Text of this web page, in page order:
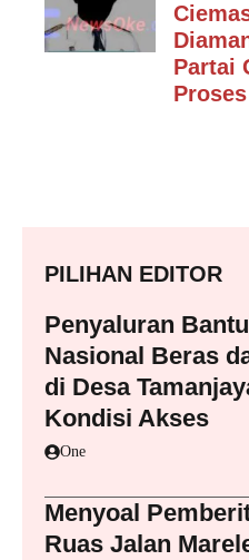
Partai
PILIHAN EDITOR
Penyaluran
Nasional Beras
di Desa
Kondisi Akses
One
Menyoal
Ruas Jalan